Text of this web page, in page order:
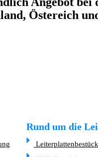
Östereich
Rund um die